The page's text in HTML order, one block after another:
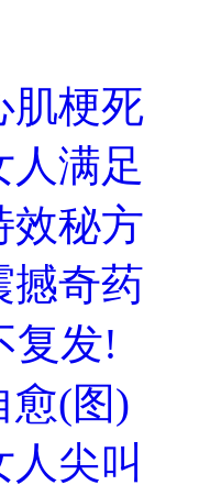
肌梗死
满足
效秘方
撼奇药
复发!
愈(图)
尖叫